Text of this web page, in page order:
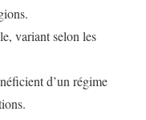
variant selon les
d’un régime